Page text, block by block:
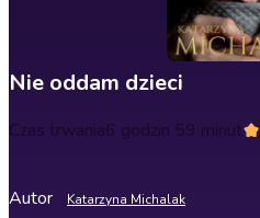
Nie oddam dzieci
Czas trwania6 godzin 59 minut
Autor Katarzyna Michalak